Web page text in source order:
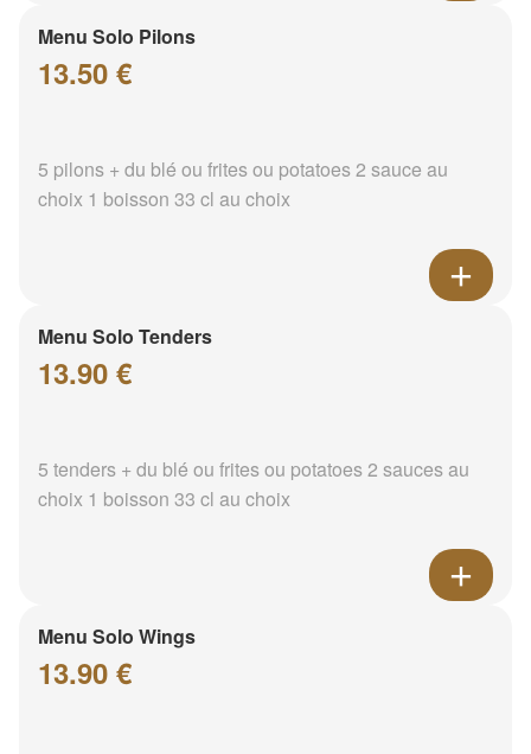
Menu Solo Pilons
13.50 €
5 pilons + du blé ou frites ou potatoes 2 sauce au
choix 1 boisson 33 cl au choix
Menu Solo Tenders
13.90 €
5 tenders + du blé ou frites ou potatoes 2 sauces au
choix 1 boisson 33 cl au choix
Menu Solo Wings
13.90 €